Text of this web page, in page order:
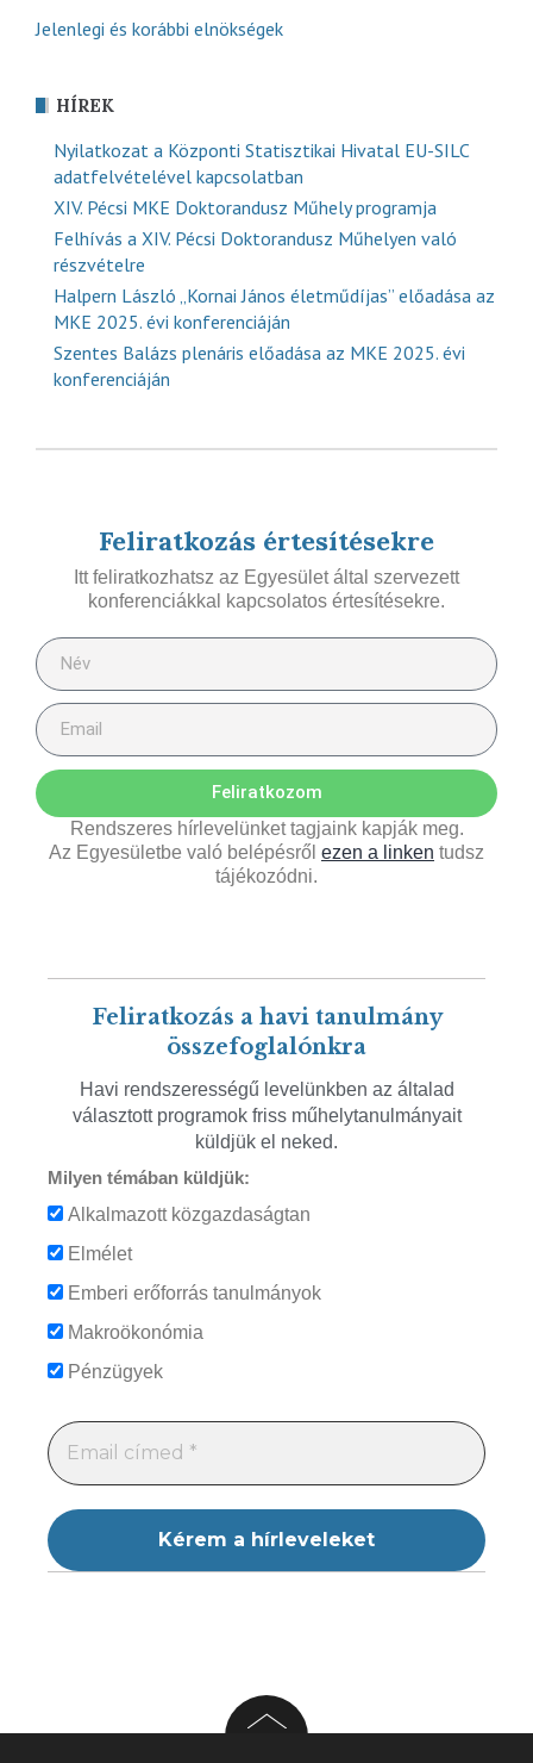
Jelenlegi és korábbi elnökségek
HÍREK
Nyilatkozat a Központi Statisztikai Hivatal EU-SILC
adatfelvételével kapcsolatban
XIV. Pécsi MKE Doktorandusz Műhely programja
Felhívás a XIV. Pécsi Doktorandusz Műhelyen való
részvételre
Halpern László „Kornai János életműdíjas” előadása az
MKE 2025. évi konferenciáján
Szentes Balázs plenáris előadása az MKE 2025. évi
konferenciáján
Feliratkozás értesítésekre
Itt feliratkozhatsz az Egyesület által szervezett
konferenciákkal kapcsolatos értesítésekre.
Feliratkozom
Rendszeres hírlevelünket tagjaink kapják meg.
Az Egyesületbe való belépésről ezen a linken tudsz
tájékozódni.
Feliratkozás a havi tanulmány
összefoglalónkra
Havi rendszerességű levelünkben az általad
választott programok friss műhelytanulmányait
küldjük el neked.
Milyen témában küldjük:
Alkalmazott közgazdaságtan
Elmélet
Emberi erőforrás tanulmányok
Makroökonómia
Pénzügyek